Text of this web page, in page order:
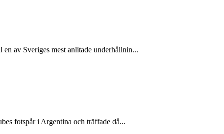
av Sveriges mest anlitade underhållnin...
fotspår i Argentina och träffade då...